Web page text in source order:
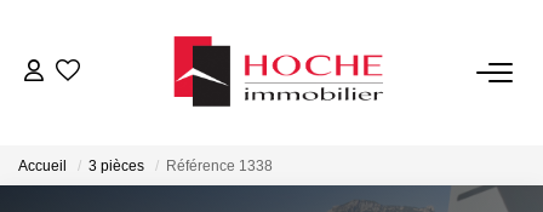
Accueil 3 pièces Référence 1338